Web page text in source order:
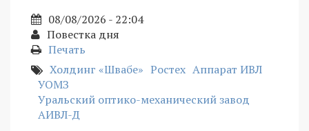
08/08/2026 - 22:04
Повестка дня
Печать
Холдинг «Швабе» Ростех Аппарат ИВЛ
УОМЗ
Уральский оптико-механический завод
АИВЛ-Д